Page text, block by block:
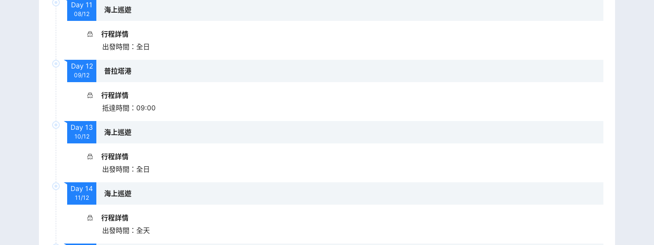
Day 11
08/12
海上巡遊
行程詳情
出發時間 ： 全日
Day 12
09/12
普拉塔港
行程詳情
抵達時間 ： 09:00
Day 13
10/12
海上巡遊
行程詳情
出發時間 ： 全日
Day 14
11/12
海上巡遊
行程詳情
出發時間 ： 全天